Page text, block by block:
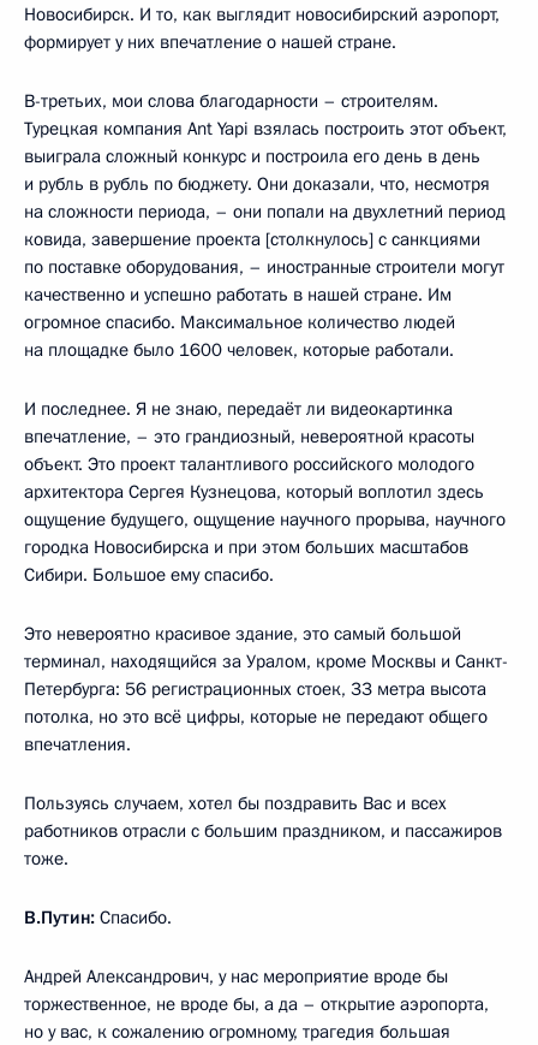
Новосибирск. И то, как выглядит новосибирский аэропорт,
формирует у них впечатление о нашей стране.
В-третьих, мои слова благодарности – строителям.
Турецкая компания Ant Yapi взялась построить этот объект,
выиграла сложный конкурс и построила его день в день
и рубль в рубль по бюджету. Они доказали, что, несмотря
на сложности периода, – они попали на двухлетний период
ковида, завершение проекта [столкнулось] с санкциями
по поставке оборудования, – иностранные строители могут
качественно и успешно работать в нашей стране. Им
огромное спасибо. Максимальное количество людей
на площадке было 1600 человек, которые работали.
И последнее. Я не знаю, передаёт ли видеокартинка
впечатление, – это грандиозный, невероятной красоты
объект. Это проект талантливого российского молодого
архитектора Сергея Кузнецова, который воплотил здесь
ощущение будущего, ощущение научного прорыва, научного
городка Новосибирска и при этом больших масштабов
Сибири. Большое ему спасибо.
Это невероятно красивое здание, это самый большой
терминал, находящийся за Уралом, кроме Москвы и Санкт-
Петербурга: 56 регистрационных стоек, 33 метра высота
потолка, но это всё цифры, которые не передают общего
впечатления.
Пользуясь случаем, хотел бы поздравить Вас и всех
работников отрасли с большим праздником, и пассажиров
тоже.
В.Путин: Спасибо.
Андрей Александрович, у нас мероприятие вроде бы
торжественное, не вроде бы, а да – открытие аэропорта,
но у вас, к сожалению огромному, трагедия большая